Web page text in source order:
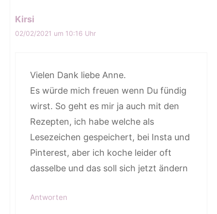
Kirsi
02/02/2021 um 10:16 Uhr
Vielen Dank liebe Anne.
Es würde mich freuen wenn Du fündig
wirst. So geht es mir ja auch mit den
Rezepten, ich habe welche als
Lesezeichen gespeichert, bei Insta und
Pinterest, aber ich koche leider oft
dasselbe und das soll sich jetzt ändern
Antworten